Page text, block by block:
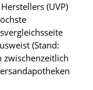
(UVP)
(Stand: